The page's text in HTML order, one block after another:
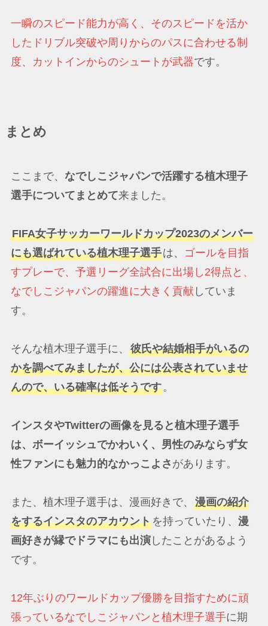
一瞬のスピード能力が高く、そのスピードを活か
したドリブル突破や周りからのパスに合わせる制
度、カットインからのシュートが武器です。
まとめ
ここまで、 なでしこジャパンで活躍する植木理子
選手についてまとめて来ました。
FIFA女子サッカーワールドカップ2023のメンバー
にも選ばれている植木理子選手は、
ゴールを目指
すプレーで、予選リーグ全試合に出場し2得点と、
なでしこジャパンの躍進に大きく貢献 していま
す。
そんな植木理子選手に、 彼氏や結婚相手がいるの
かを調べてみましたが、公には公表されていませ
んので、いる確率は低そうです。
インスタやTwitterの画像を見ると植木理子選手
は、ボーイッシュでかわいく、男性のみならず女
性ファンにも魅力的なかっこよさ があります。
また、植木理子選手は、漫画好きで、 漫画の紹介
をするインスタのアカウントを持っていたり、 漫
画好きが縁でドラマにも出演したことがあるよう
です。
12年ぶりのワールドカップ優勝を目指すために頑
張っているなでしこジャパンと植木理子選手に期